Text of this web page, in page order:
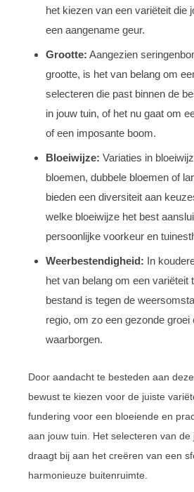
het kiezen van een variëteit die
een aangename geur.
Grootte: Aangezien
grootte, is het van belang om
selecteren die past binnen de
in jouw tuin, of het nu gaat om
of een imposante boom.
Bloeiwijze: Variaties in
bloemen, dubbele bloemen of
bieden een diversiteit aan
welke bloeiwijze het best
persoonlijke voorkeur en
Weerbestendigheid: In
het van belang om een variëteit
bestand is tegen de
regio, om zo een gezonde groei
waarborgen.
Door aandacht te besteden aan
bewust te kiezen voor de juiste
fundering voor een bloeiende en
aan jouw tuin. Het selecteren van de
draagt bij aan het creëren van een
harmonieuze buitenruimte.